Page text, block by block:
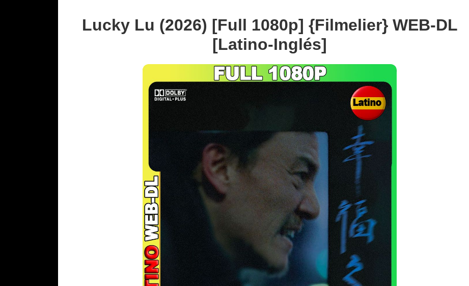
Lucky Lu (2026) [Full 1080p] {Filmelier} WEB-DL
[Latino-Inglés]